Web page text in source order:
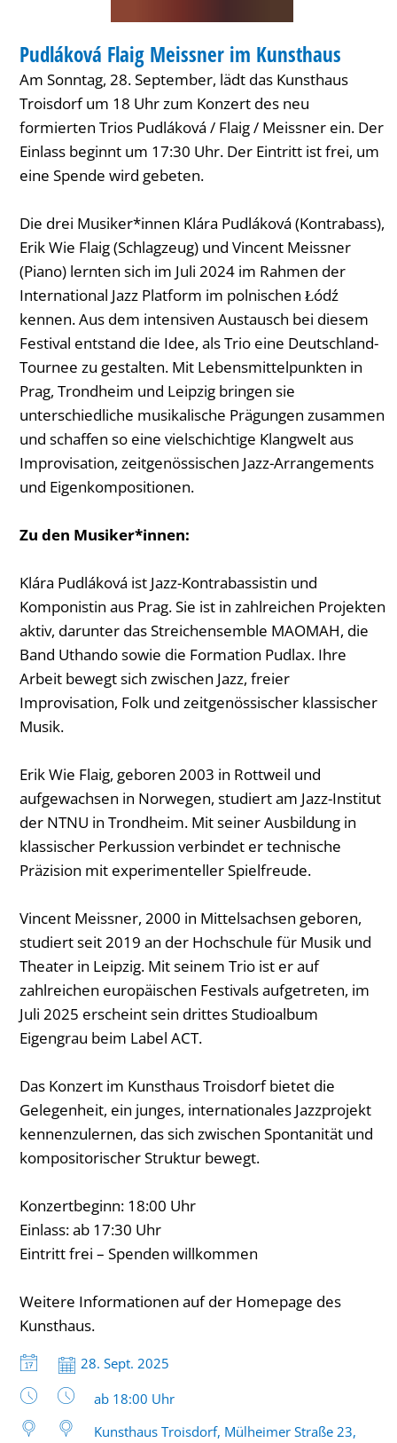
KATEGORIE: MUSIK
Pudláková Flaig Meissner im Kunsthaus
Am Sonntag, 28. September, lädt das Kunsthaus
Troisdorf um 18 Uhr zum Konzert des neu
formierten Trios Pudláková / Flaig / Meissner ein. Der
Einlass beginnt um 17:30 Uhr. Der Eintritt ist frei, um
eine Spende wird gebeten.
Die drei Musiker*innen Klára Pudláková (Kontrabass),
Erik Wie Flaig (Schlagzeug) und Vincent Meissner
(Piano) lernten sich im Juli 2024 im Rahmen der
International Jazz Platform im polnischen Łódź
kennen. Aus dem intensiven Austausch bei diesem
Festival entstand die Idee, als Trio eine Deutschland-
Tournee zu gestalten. Mit Lebensmittelpunkten in
Prag, Trondheim und Leipzig bringen sie
unterschiedliche musikalische Prägungen zusammen
und schaffen so eine vielschichtige Klangwelt aus
Improvisation, zeitgenössischen Jazz-Arrangements
und Eigenkompositionen.
Zu den Musiker*innen:
Klára Pudláková ist Jazz-Kontrabassistin und
Komponistin aus Prag. Sie ist in zahlreichen Projekten
aktiv, darunter das Streichensemble MAOMAH, die
Band Uthando sowie die Formation Pudlax. Ihre
Arbeit bewegt sich zwischen Jazz, freier
Improvisation, Folk und zeitgenössischer klassischer
Musik.
Erik Wie Flaig, geboren 2003 in Rottweil und
aufgewachsen in Norwegen, studiert am Jazz-Institut
der NTNU in Trondheim. Mit seiner Ausbildung in
klassischer Perkussion verbindet er technische
Präzision mit experimenteller Spielfreude.
Vincent Meissner, 2000 in Mittelsachsen geboren,
studiert seit 2019 an der Hochschule für Musik und
Theater in Leipzig. Mit seinem Trio ist er auf
zahlreichen europäischen Festivals aufgetreten, im
Juli 2025 erscheint sein drittes Studioalbum
Eigengrau beim Label ACT.
Das Konzert im Kunsthaus Troisdorf bietet die
Gelegenheit, ein junges, internationales Jazzprojekt
kennenzulernen, das sich zwischen Spontanität und
kompositorischer Struktur bewegt.
Konzertbeginn: 18:00 Uhr
Einlass: ab 17:30 Uhr
Eintritt frei – Spenden willkommen
Weitere Informationen auf der Homepage des
Kunsthaus.
Datum:
28. Sept. 2025
Uhrzeit:
ab 18:00 Uhr
Kunsthaus Troisdorf, Mülheimer Straße 23,